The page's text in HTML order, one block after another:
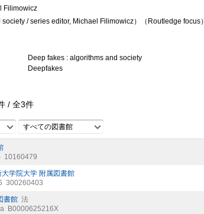
Filimowicz
society / series editor, Michael Filimowicz）（Routledge focus）
Deep fakes : algorithms and society
Deepfakes
/ 全3件
すべての図書館
10160479
学院大学 附属図書館
300260403
書館 法
B0000625216X